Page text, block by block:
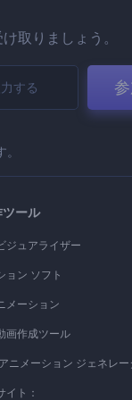
取りましょう。
ール
ジュアライザー
ョン ソフト
メーション
画作成ツール
ニメーション ジェネレー
イト：